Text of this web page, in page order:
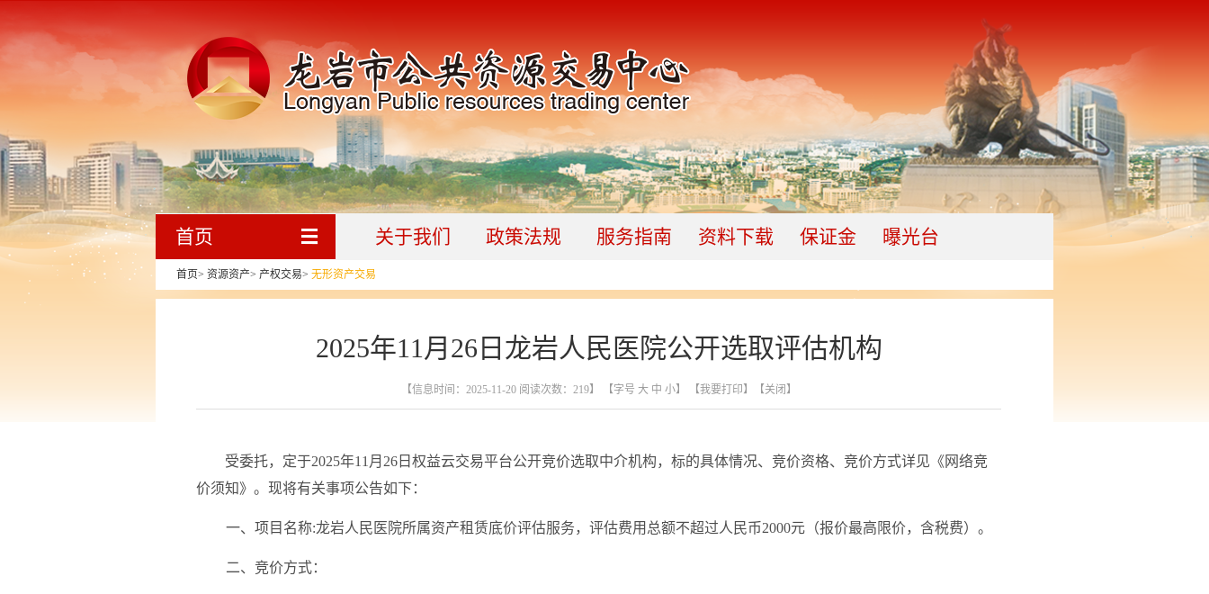
首页 关于我们 政策法规 服务指南 资料下载 保证金 曝光台
首页> 资源资产> 产权交易> 无形资产交易
2025年11月26日龙岩人民医院公开选取评估机构
【信息时间：2025-11-20 阅读次数： 219】 【字号 大 中 小】 【我要打印】 【关闭】
受委托，定于2025年11 月 26 日 权益云交易平台公开竞价选取中介机构，标的具体情况、竞价资格、竞价方式详见《网络竞
价须知》。现将有关事项公告如下：
一、项目名称:龙岩人民医院所属资产租赁底价评估服务， 评估费用总额不超过人民币2000元（报价最高限价，含税费）。
二、竞价方式：